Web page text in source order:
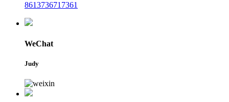
8613736717361
WeChat
Judy